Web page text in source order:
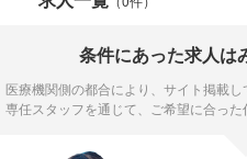
条件にあった求人は
医療機関側の都合により、サイト掲載し
専任スタッフを通じて、ご希望に合っ